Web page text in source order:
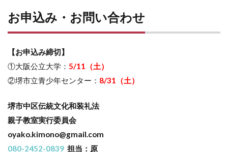
お申込み・お問い合わせ
【お申込み締切】
①大阪公立大学： 5/11（土）
②堺市立青少年センター： 8/31（土）
堺市中区伝統文化和装礼法
親子教室実行委員会
oyako.kimono@gmail.com
080-2452-0839 担当：原